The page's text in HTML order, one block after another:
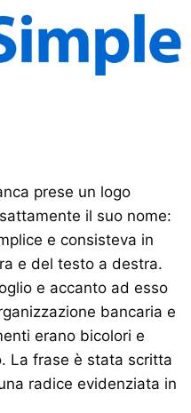
prese un logo
il suo nome:
e consisteva in
e del testo a destra.
e accanto ad esso
bancaria e
erano bicolori e
La frase è stata scritta
radice evidenziata in